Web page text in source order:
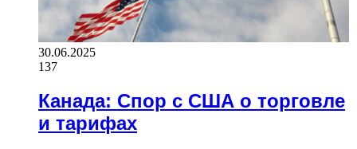
30.06.2025
137
Канада: Спор с США о торговле
и тарифах